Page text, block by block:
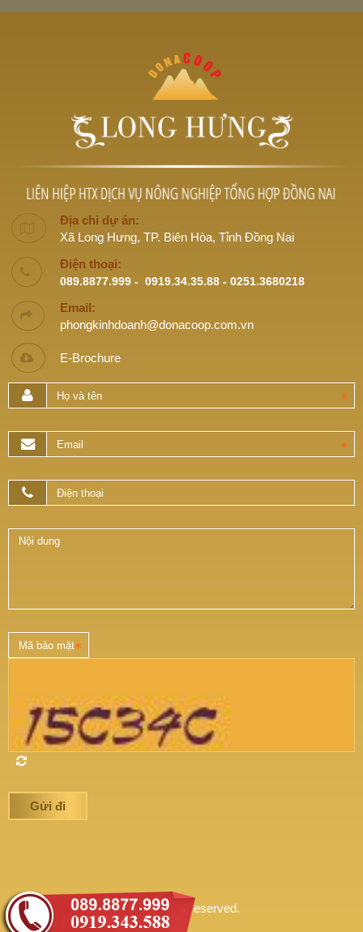
Địa chỉ dự án:
Xã Long Hưng, TP. Biên Hòa, Tỉnh Đồng Nai
Điện thoại:
089.8877.999 - 0919.34.35.88 - 0251.3680218
Email:
phongkinhdoanh@donacoop.com.vn
E-Brochure
© 2016LONG HƯNG. All Rights Reserved.